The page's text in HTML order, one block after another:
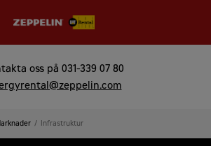
oss på 031-339 07 80
Infrastruktur